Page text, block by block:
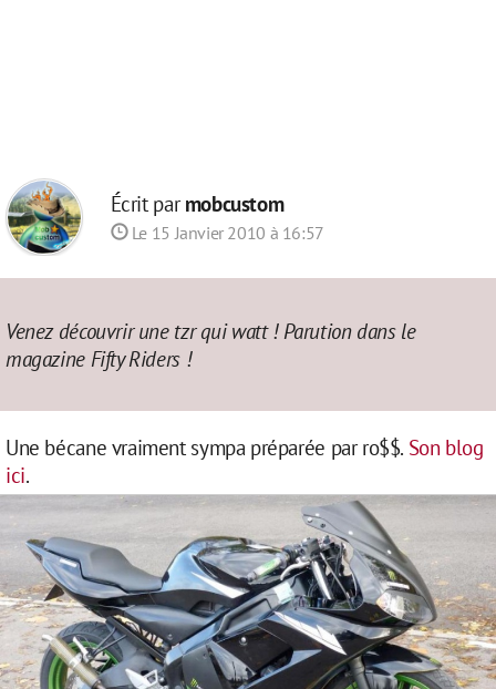
Écrit parmobcustom
Le 15 Janvier 2010 à 16:57
Venez découvrir une tzr qui watt ! Parution dans le
magazine Fifty Riders !
Une bécane vraiment sympa préparée par ro$$. Son blog
ici.